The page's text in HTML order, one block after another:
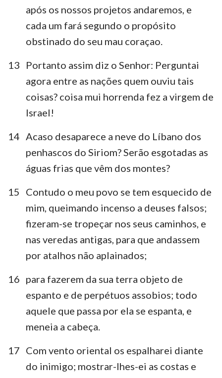
após os nossos projetos andaremos, e
cada um fará segundo o propósito
obstinado do seu mau coraçao.
13
Portanto assim diz o Senhor: Perguntai
agora entre as nações quem ouviu tais
coisas? coisa mui horrenda fez a virgem de
Israel!
14 Acaso desaparece a neve do Líbano dos
penhascos do Siriom? Serão esgotadas as
águas frias que vêm dos montes?
15
Contudo o meu povo se tem esquecido de
mim, queimando incenso a deuses falsos;
fizeram-se tropeçar nos seus caminhos, e
nas veredas antigas, para que andassem
por atalhos não aplainados;
16 para fazerem da sua terra objeto de
espanto e de perpétuos assobios; todo
aquele que passa por ela se espanta, e
meneia a cabeça.
17 Com vento oriental os espalharei diante
do inimigo; mostrar-lhes-ei as costas e